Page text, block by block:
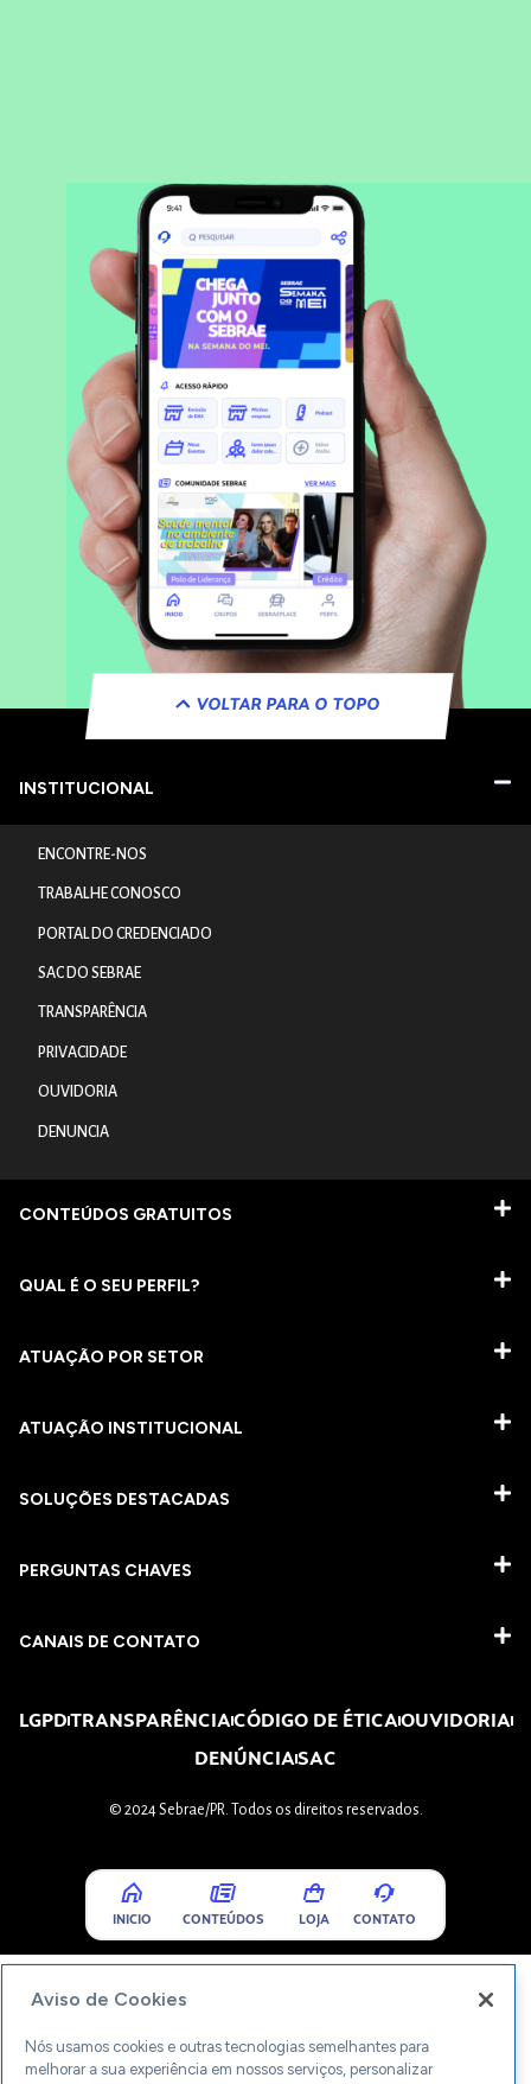
VOLTAR PARA O TOPO
INSTITUCIONAL
ENCONTRE-NOS
TRABALHE CONOSCO
PORTAL DO CREDENCIADO
SAC DO SEBRAE
TRANSPARÊNCIA
PRIVACIDADE
OUVIDORIA
DENUNCIA
CONTEÚDOS GRATUITOS
QUAL É O SEU PERFIL?
ATUAÇÃO POR SETOR
ATUAÇÃO INSTITUCIONAL
SOLUÇÕES DESTACADAS
PERGUNTAS CHAVES​
CANAIS DE CONTATO
LGPDTRANSPARÊNCIACÓDIGO DE ÉTICAOUVIDORIA
DENÚNCIASAC
© 2024 Sebrae/PR. Todos os direitos reservados.
INICIO CONTEÚDOS LOJA CONTATO
Aviso de Cookies
Nós usamos cookies e outras tecnologias semelhantes para
melhorar a sua experiência em nossos serviços, personalizar